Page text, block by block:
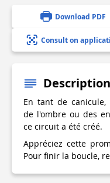
Download PDF
Consult on
Description
En tant de
de l'ombre ou des
ce circuit a été créé.
Appréciez cette
Pour finir la boucle,